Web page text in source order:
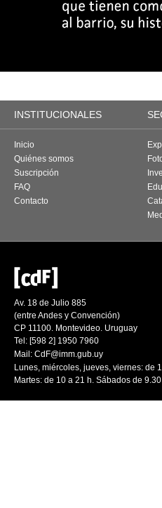
INSTITUCIONALES
Inicio
Quiénes somos
Suscripción
FAQ
Contacto
Av. 18 de Julio 885
(entre Andes y Convención)
CP 11100. Montevideo. Uruguay
Tel: [598 2] 1950 7960
Mail: CdF@imm.gub.uy
Lunes, miércoles, jueves, viernes: de
Martes: de 10 a 21 h. Sábados de